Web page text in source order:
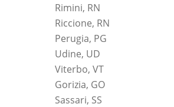
Rimini, RN
Riccione, RN
Perugia, PG
Udine, UD
Viterbo, VT
Gorizia, GO
Sassari, SS